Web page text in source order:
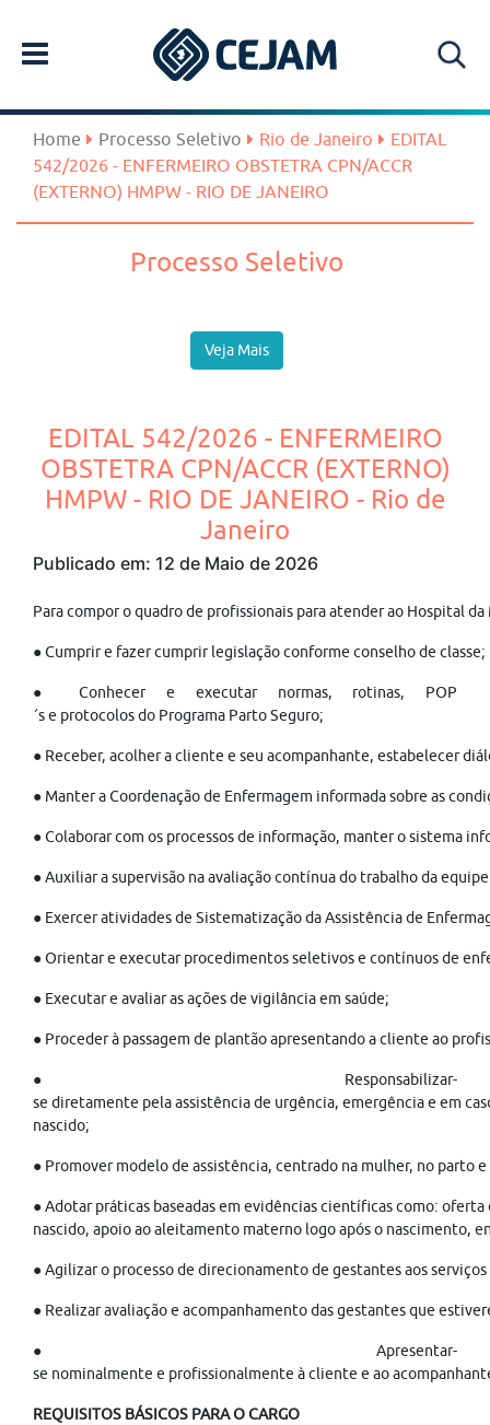
Home Processo Seletivo Rio de Janeiro
EDITAL
542/2026 - ENFERMEIRO OBSTETRA CPN/ACCR
(EXTERNO) HMPW - RIO DE JANEIRO
Processo Seletivo
Veja Mais
EDITAL 542/2026 - ENFERMEIRO
OBSTETRA CPN/ACCR (EXTERNO)
HMPW - RIO DE JANEIRO - Rio de
Janeiro
Publicado em: 12 de Maio de 2026
Para compor o quadro de profissionais para atender ao Hospital
● Cumprir e fazer cumprir legislação conforme conselho de classe;
● Conhecer e executar normas, rotinas, POP
´s e protocolos do Programa Parto Seguro;
● Receber, acolher a cliente e seu acompanhante, estabelecer
● Manter a Coordenação de Enfermagem informada sobre as
● Colaborar com os processos de informação, manter o sistema
● Auxiliar a supervisão na avaliação contínua do trabalho da
● Exercer atividades de Sistematização da Assistência de
● Orientar e executar procedimentos seletivos e contínuos de
● Executar e avaliar as ações de vigilância em saúde;
● Proceder à passagem de plantão apresentando a cliente ao
● Responsabilizar-
se diretamente pela assistência de urgência, emergência e em
nascido;
● Promover modelo de assistência, centrado na mulher, no parto
● Adotar práticas baseadas em evidências científicas como:
nascido, apoio ao aleitamento materno logo após o nascimento,
● Agilizar o processo de direcionamento de gestantes aos
● Realizar avaliação e acompanhamento das gestantes que
● Apresentar-
se nominalmente e profissionalmente à cliente e ao
REQUISITOS BÁSICOS PARA O CARGO